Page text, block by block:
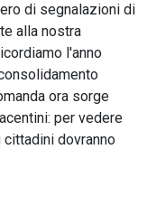
di segnalazioni di
alla nostra
l'anno
ora sorge
per vedere
dovranno